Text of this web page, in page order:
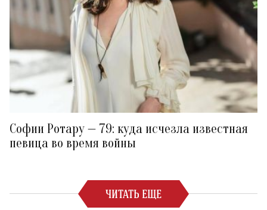
Софии Ротару — 79: куда исчезла известная
певица во время войны
ЧИТАТЬ ЕЩЕ